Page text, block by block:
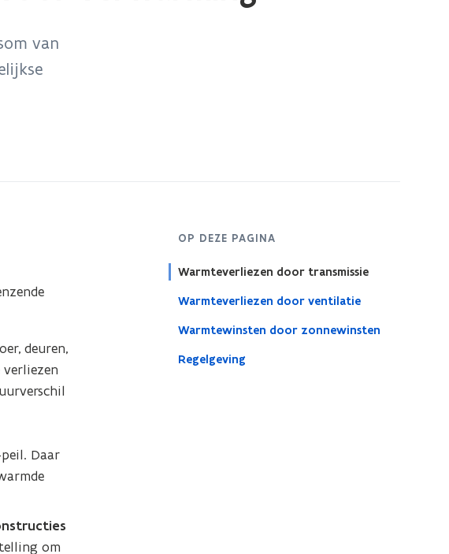
van
OP DEZE PAGINA
Warmteverliezen door transmissie
Warmteverliezen door ventilatie
Warmtewinsten door zonnewinsten
Regelgeving
deuren,
Daar
om